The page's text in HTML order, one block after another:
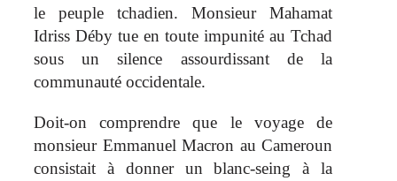
le peuple tchadien. Monsieur Mahamat
Idriss Déby tue en toute impunité au Tchad
sous un silence assourdissant de la
communauté occidentale.
Doit-on comprendre que le voyage de
monsieur Emmanuel Macron au Cameroun
consistait à donner un blanc-seing à la